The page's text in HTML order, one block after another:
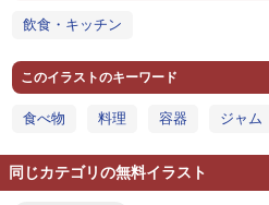
飲食・キッチン
このイラストのキーワード
食べ物 料理 容器 ジャム
同じカテゴリの無料イラスト